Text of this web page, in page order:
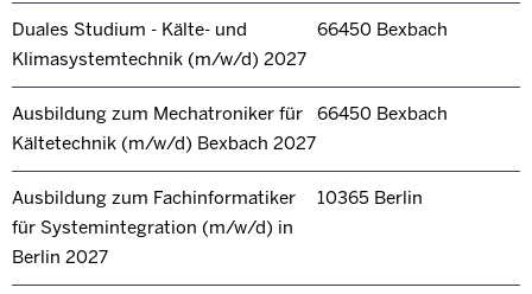
Duales Studium - Kälte- und
Klimasystemtechnik (m/w/d) 2027
66450 Bexbach
Ausbildung zum Mechatroniker für
Kältetechnik (m/w/d) Bexbach 2027
66450 Bexbach
Ausbildung zum Fachinformatiker
für Systemintegration (m/w/d) in
Berlin 2027
10365 Berlin